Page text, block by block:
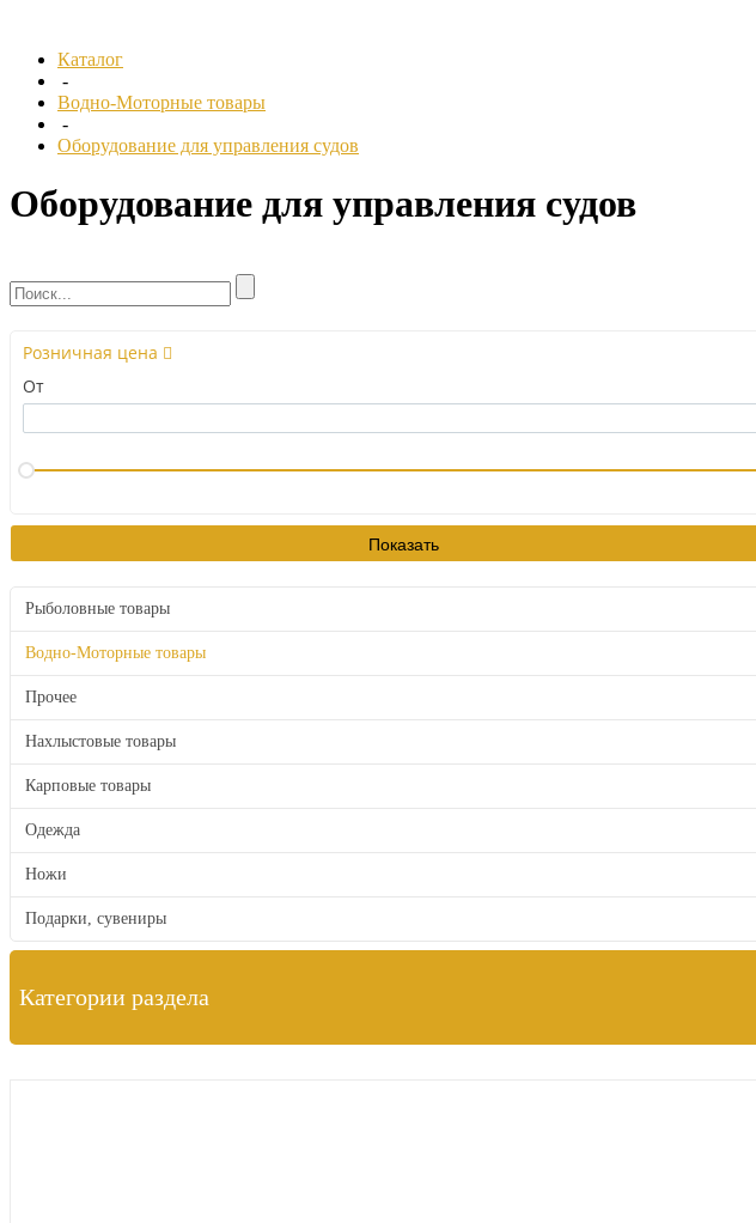
Каталог
-
Водно-Моторные товары
-
Оборудование для управления судов
Оборудование для управления судов
Розничная цена
От
Рыболовные товары
Водно-Моторные товары
Прочее
Нахлыстовые товары
Карповые товары
Одежда
Ножи
Подарки, сувениры
Категории раздела